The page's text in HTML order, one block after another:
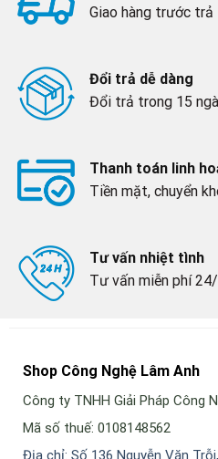
Giao hàng trước trả
Đổi trả dễ dàng
Đổi trả trong 15
Thanh toán linh
Tiền mặt, chuyển
Tư vấn nhiệt tình
Tư vấn miễn phí
Shop Công Nghệ Lâm Anh
Công ty TNHH Giải Pháp Công
Mã số thuế: 0108148562
Địa chỉ: Số 136 Nguyễn Văn